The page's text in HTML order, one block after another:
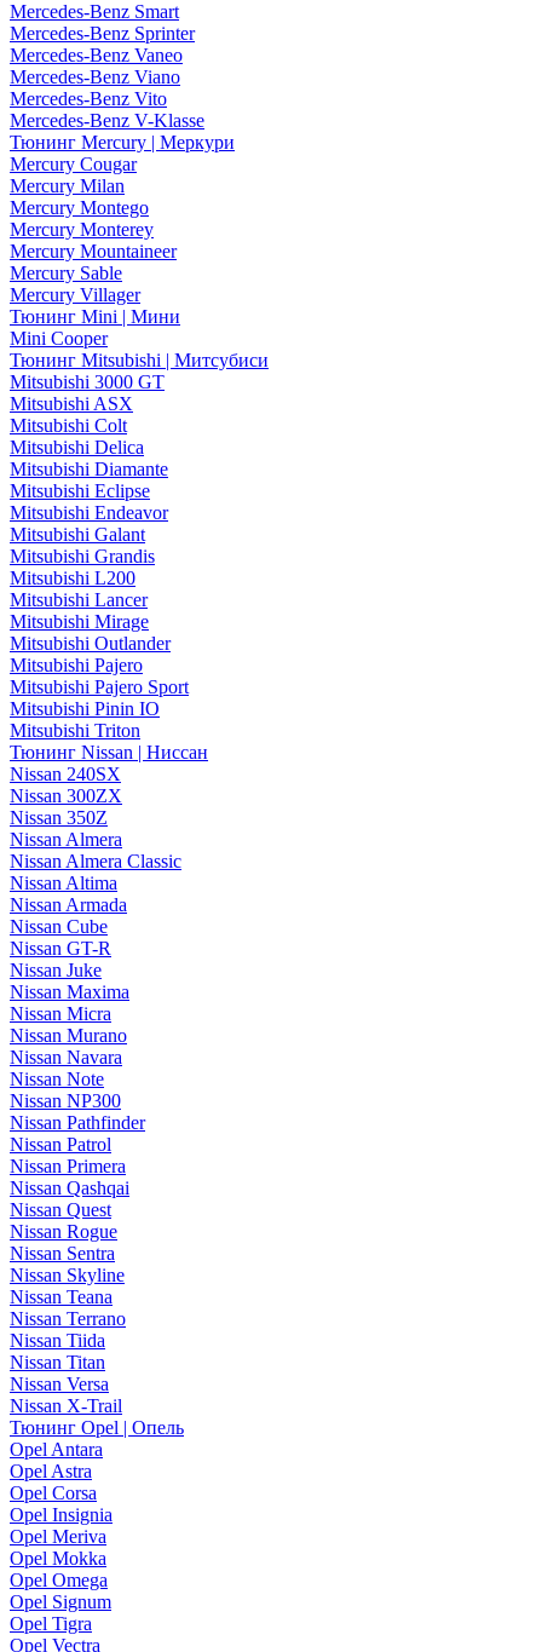
Mercedes-Benz Smart
Mercedes-Benz Sprinter
Mercedes-Benz Vaneo
Mercedes-Benz Viano
Mercedes-Benz Vito
Mercedes-Benz V-Klasse
Тюнинг Mercury | Меркури
Mercury Cougar
Mercury Milan
Mercury Montego
Mercury Monterey
Mercury Mountaineer
Mercury Sable
Mercury Villager
Тюнинг Mini | Мини
Mini Cooper
Тюнинг Mitsubishi | Митсубиси
Mitsubishi 3000 GT
Mitsubishi ASX
Mitsubishi Colt
Mitsubishi Delica
Mitsubishi Diamante
Mitsubishi Eclipse
Mitsubishi Endeavor
Mitsubishi Galant
Mitsubishi Grandis
Mitsubishi L200
Mitsubishi Lancer
Mitsubishi Mirage
Mitsubishi Outlander
Mitsubishi Pajero
Mitsubishi Pajero Sport
Mitsubishi Pinin IO
Mitsubishi Triton
Тюнинг Nissan | Ниссан
Nissan 240SX
Nissan 300ZX
Nissan 350Z
Nissan Almera
Nissan Almera Classic
Nissan Altima
Nissan Armada
Nissan Cube
Nissan GT-R
Nissan Juke
Nissan Maxima
Nissan Micra
Nissan Murano
Nissan Navara
Nissan Note
Nissan NP300
Nissan Pathfinder
Nissan Patrol
Nissan Primera
Nissan Qashqai
Nissan Quest
Nissan Rogue
Nissan Sentra
Nissan Skyline
Nissan Teana
Nissan Terrano
Nissan Tiida
Nissan Titan
Nissan Versa
Nissan X-Trail
Тюнинг Opel | Опель
Opel Antara
Opel Astra
Opel Corsa
Opel Insignia
Opel Meriva
Opel Mokka
Opel Omega
Opel Signum
Opel Tigra
Opel Vectra